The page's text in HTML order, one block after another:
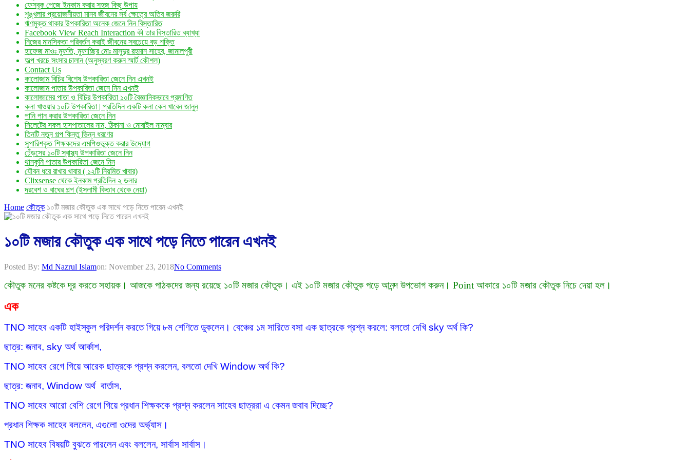
ফেসবুক পেজে ইনকাম করার সহজ কিছু উপায়
শৃঙ্খলার প্রয়োজনীয়তা মানব জীবনের সর্ব ক্ষেত্রে অতিব জরুরি
ঋণমুক্ত থাকার উপকারিতা অনেক জেনে নিন বিস্তারিত
Facebook View Reach Interaction কী তার বিস্তারিত ব্যাখ্যা
নিজের মানসিকতা পরিবর্তন করাই জীবনের সবচেয়ে বড় শক্তি
হাফেজ মাওঃ মুফতি, মুফাচ্ছির মোঃ মাসুদুর রহমান সাহেব, জামালপুরী
অল্প খরচে সংসার চালান (অনুস্বরণ করুন স্মার্ট কৌশল)
Contact Us
কালোজাম বিচির বিশেষ উপকারিতা জেনে নিন এখনই
কালোজাম পাতার উপকারিতা জেনে নিন এখনই
কালোজামের পাতা ও বিচির উপকারিতা ১০টি বৈজ্ঞানিকভাবে প্রমাণিত
কলা খাওয়ার ১০টি উপকারিতা | প্রতিদিন একটি কলা কেন খাবেন জানুন
পানি পান করার উপকারিতা জেনে নিন
সিলেটের সকল হাসপাতালের নাম, ঠিকানা ও মোবাইল নাম্বার
তিনটি নতুন গল্প কিন্তু ভিন্ন ধরণের
সুপারিশকৃত শিক্ষকদের এমপিওভুক্ত করার উদ্যোগ
ঢেঁড়সের ১০টি স্বাস্থ্য উপকারিতা জেনে নিন
থানকুনি পাতার উপকারিতা জেনে নিন
যৌবন ধরে রাখার খাবার ( ১২টি নিয়মিত খাবার)
Clixsense থেকে ইনকাম প্রতিদিন ২ ডলার
দরবেশ ও বাঘের গল্প (ইসলামী কিতাব থেকে নেয়া)
Home কৌতুক ১০টি মজার কৌতুক এক সাথে পড়ে নিতে পারেন এখনই
১০টি মজার কৌতুক এক সাথে পড়ে নিতে পারেন এখনই
Posted By: Md Nazrul Islamon: November 23, 2018No Comments
কৌতুক মনের কষ্টকে দূর করতে সহায়ক। আজকে পাঠকদের জন্য রয়েছে ১০টি মজার কৌতুক। এই ১০টি মজার কৌতুক পড়ে আনন্দ উপভোগ করুন। Point আকারে ১০টি মজার কৌতুক নিচে দেয়া হল।
এক
TNO সাহেব একটি হাইস্কুল পরিদর্শন করতে গিয়ে ৮ম শেণিতে ডুকলেন। বেঞ্চের ১ম সারিতে বসা এক ছাত্রকে প্রশ্ন করলে: বলতো দেখি sky অর্থ কি?
ছাত্র: জনাব, sky অর্থ আর্কাশ,
TNO সাহেব রেগে গিয়ে আরেক ছাত্রকে প্রশ্ন করলেন, বলতো দেখি Window অর্থ কি?
ছাত্র: জনাব, Window অর্থ বার্তাস,
TNO সাহেব আরো বেশি রেগে গিয়ে প্রধান শিক্ষককে প্রশ্ন করলেন সাহেব ছাত্ররা এ কেমন জবাব দিচ্ছে?
প্রধান শিক্ষক সাহেব বললেন, এগুলো ওদের অর্ভ্যাস।
TNO সাহেব বিষয়টি বুঝতে পারলেন এবং বললেন, সার্বাস সার্বাস।